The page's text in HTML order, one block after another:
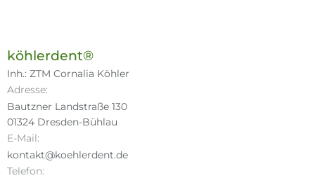
köhlerdent®
Inh.: ZTM Cornalia Köhler
Adresse:
Bautzner Landstraße 130
01324 Dresden-Bühlau
E-Mail:
kontakt@koehlerdent.de
Telefon: